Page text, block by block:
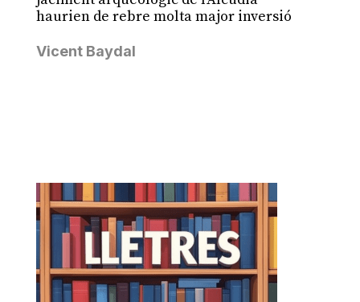
haurien de rebre molta major inversió
Vicent Baydal